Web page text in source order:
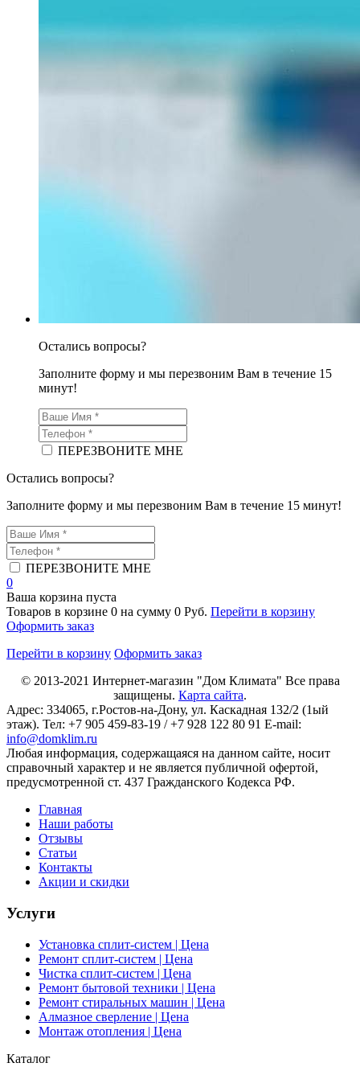
Остались вопросы?
Заполните форму и мы перезвоним Вам в течение 15
минут!
ПЕРЕЗВОНИТЕ МНЕ
Остались вопросы?
Заполните форму и мы перезвоним Вам в течение 15 минут!
ПЕРЕЗВОНИТЕ МНЕ
0
Ваша корзина пуста
Товаров в корзине 0 на сумму 0 Руб. Перейти в корзину
Оформить заказ
Перейти в корзину Оформить заказ
© 2013-2021 Интернет-магазин "Дом Климата" Все права
защищены. Карта сайта.
Адрес: 334065, г.Ростов-на-Дону, ул. Каскадная 132/2 (1ый
этаж). Тел: +7 905 459-83-19 / +7 928 122 80 91 E-mail:
info@domklim.ru
Любая информация, содержащаяся на данном сайте, носит
справочный характер и не является публичной офертой,
предусмотренной ст. 437 Гражданского Кодекса РФ.
Главная
Наши работы
Отзывы
Статьи
Контакты
Акции и скидки
Услуги
Установка сплит-систем | Цена
Ремонт сплит-систем | Цена
Чистка сплит-систем | Цена
Ремонт бытовой техники | Цена
Ремонт стиральных машин | Цена
Алмазное сверление | Цена
Монтаж отопления | Цена
Каталог